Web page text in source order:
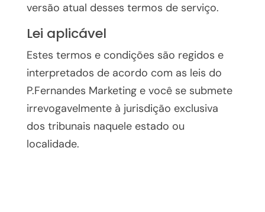
versão atual desses termos de serviço.
Lei aplicável
Estes termos e condições são regidos e
interpretados de acordo com as leis do
P.Fernandes Marketing e você se submete
irrevogavelmente à jurisdição exclusiva
dos tribunais naquele estado ou
localidade.